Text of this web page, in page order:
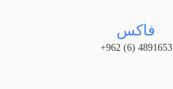
فاكس
4891653 (6) 962+